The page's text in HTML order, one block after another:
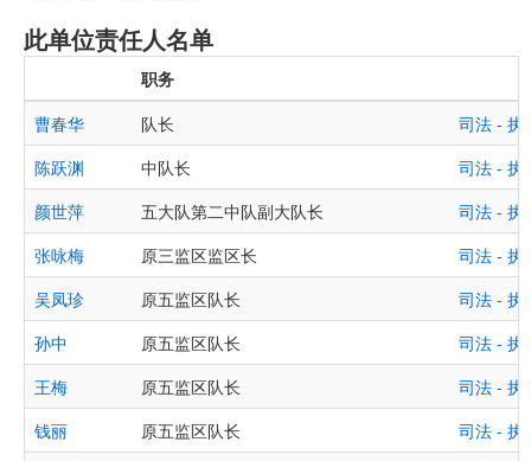
此单位责任人名单
职务
曹春华
队长
司法 - 执
陈跃渊
中队长
司法 - 执
颜世萍
五大队第二中队副大队长
司法 - 执
张咏梅
原三监区监区长
司法 - 执
吴凤珍
原五监区队长
司法 - 执
孙中
原五监区队长
司法 - 执
王梅
原五监区队长
司法 - 执
钱丽
原五监区队长
司法 - 执